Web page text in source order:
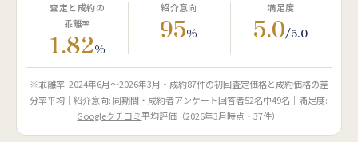
査定と成約の
乖離率
1.82%
紹介意向
95%
満足度
5.0/5.0
※乖離率: 2024年6月〜2026年3月・成約87件の初回査定価格と成約価格の差
分率平均｜紹介意向: 同期間・成約者アンケート回答者52名中49名｜満足度:
Googleクチコミ平均評価（2026年3月時点・37件）